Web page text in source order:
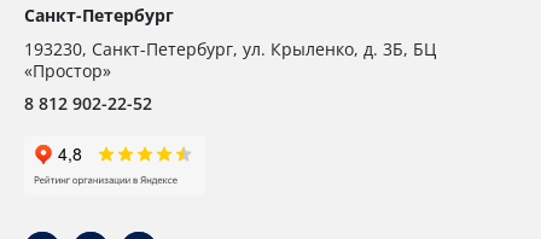
Санкт-Петербург
193230, Санкт-Петербург, ул. Крыленко, д. 3Б, БЦ
«Простор»
8 812 902-22-52